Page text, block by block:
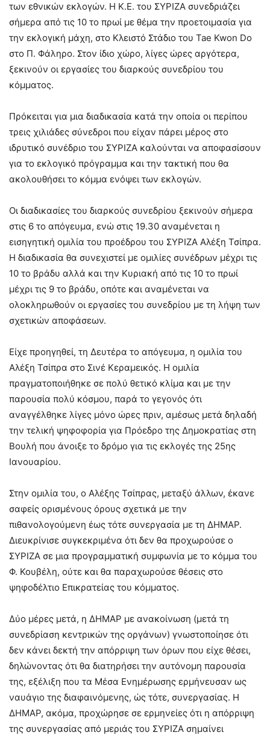
των εθνικών εκλογών. Η Κ.Ε. του ΣΥΡΙΖΑ συνεδριάζει
σήμερα από τις 10 το πρωί με θέμα την προετοιμασία για
την εκλογική μάχη, στο Κλειστό Στάδιο του Tae Kwon Do
στο Π. Φάληρο. Στον ίδιο χώρο, λίγες ώρες αργότερα,
ξεκινούν οι εργασίες του διαρκούς συνεδρίου του
κόμματος.
Πρόκειται για μια διαδικασία κατά την οποία οι περίπου
τρεις χιλιάδες σύνεδροι που είχαν πάρει μέρος στο
ιδρυτικό συνέδριο του ΣΥΡΙΖΑ καλούνται να αποφασίσουν
για το εκλογικό πρόγραμμα και την τακτική που θα
ακολουθήσει το κόμμα ενόψει των εκλογών.
Οι διαδικασίες του διαρκούς συνεδρίου ξεκινούν σήμερα
στις 6 το απόγευμα, ενώ στις 19.30 αναμένεται η
εισηγητική ομιλία του προέδρου του ΣΥΡΙΖΑ Αλέξη Τσίπρα.
Η διαδικασία θα συνεχιστεί με ομιλίες συνέδρων μέχρι τις
10 το βράδυ αλλά και την Κυριακή από τις 10 το πρωί
μέχρι τις 9 το βράδυ, οπότε και αναμένεται να
ολοκληρωθούν οι εργασίες του συνεδρίου με τη λήψη των
σχετικών αποφάσεων.
Είχε προηγηθεί, τη Δευτέρα το απόγευμα, η ομιλία του
Αλέξη Τσίπρα στο Σινέ Κεραμεικός. Η ομιλία
πραγματοποιήθηκε σε πολύ θετικό κλίμα και με την
παρουσία πολύ κόσμου, παρά το γεγονός ότι
αναγγέλθηκε λίγες μόνο ώρες πριν, αμέσως μετά δηλαδή
την τελική ψηφοφορία για Πρόεδρο της Δημοκρατίας στη
Βουλή που άνοιξε το δρόμο για τις εκλογές της 25ης
Ιανουαρίου.
Στην ομιλία του, ο Αλέξης Τσίπρας, μεταξύ άλλων, έκανε
σαφείς ορισμένους όρους σχετικά με την
πιθανολογούμενη έως τότε συνεργασία με τη ΔΗΜΑΡ.
Διευκρίνισε συγκεκριμένα ότι δεν θα προχωρούσε ο
ΣΥΡΙΖΑ σε μια προγραμματική συμφωνία με το κόμμα του
Φ. Κουβέλη, ούτε και θα παραχωρούσε θέσεις στο
ψηφοδέλτιο Επικρατείας του κόμματος.
Δύο μέρες μετά, η ΔΗΜΑΡ με ανακοίνωση (μετά τη
συνεδρίαση κεντρικών της οργάνων) γνωστοποίησε ότι
δεν κάνει δεκτή την απόρριψη των όρων που είχε θέσει,
δηλώνοντας ότι θα διατηρήσει την αυτόνομη παρουσία
της, εξέλιξη που τα Μέσα Ενημέρωσης ερμήνευσαν ως
ναυάγιο της διαφαινόμενης, ώς τότε, συνεργασίας. Η
ΔΗΜΑΡ, ακόμα, προχώρησε σε ερμηνείες ότι η απόρριψη
της συνεργασίας από μεριάς του ΣΥΡΙΖΑ σημαίνει